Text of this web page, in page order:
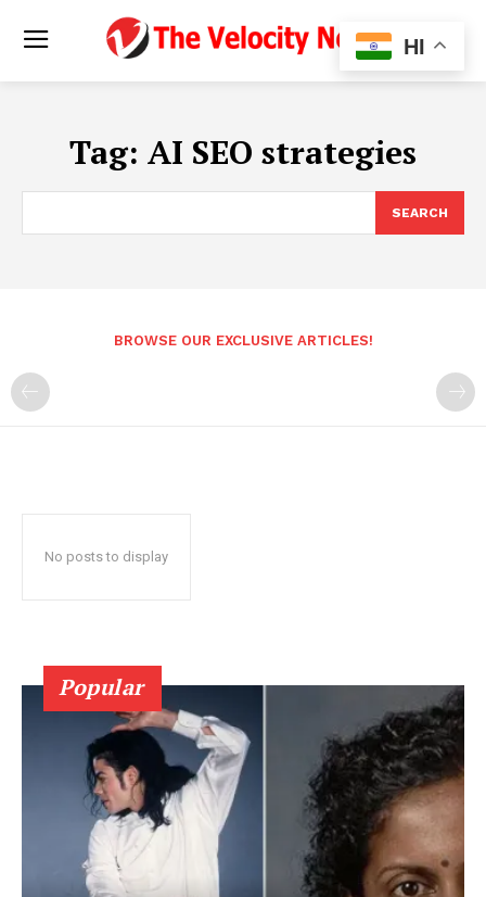
Tag: AI SEO strategies
SEARCH
BROWSE OUR EXCLUSIVE ARTICLES!
No posts to display
Popular
HI